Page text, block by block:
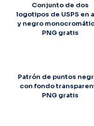
Conjunto de dos
logotipos de USPS en
y negro
PNG gratis
Patrón de puntos
con fondo
PNG gratis